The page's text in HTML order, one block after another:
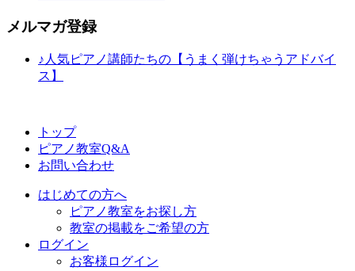
メルマガ登録
♪人気ピアノ講師たちの【うまく弾けちゃうアドバイ
ス】
トップ
ピアノ教室Q&A
お問い合わせ
はじめての方へ
ピアノ教室をお探し方
教室の掲載をご希望の方
ログイン
お客様ログイン